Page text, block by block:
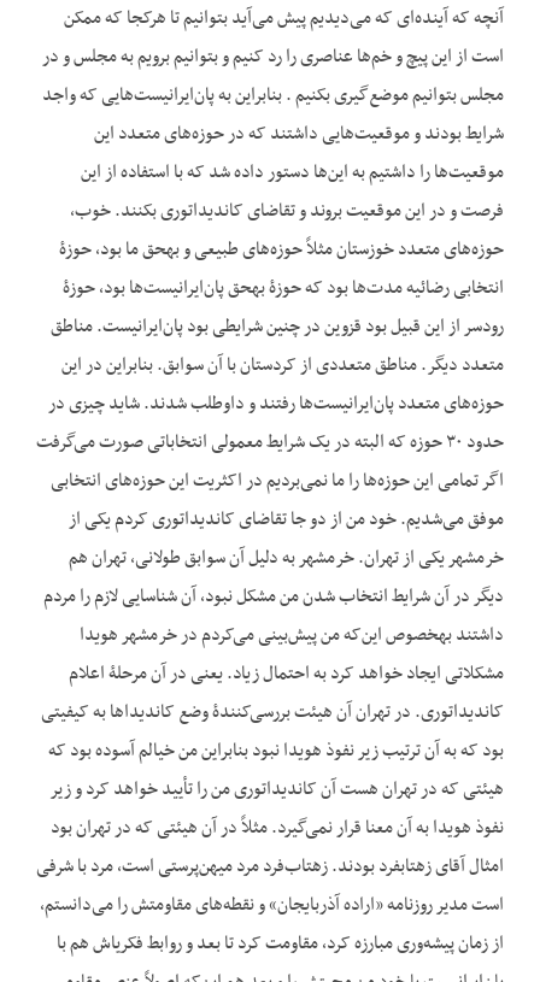
آن‎چه که آینده‌ای که می‌دیدیم پیش می‌آید بتوانیم تا هرکجا که ممکن
است از این پیچ و خم‌ها عناصری را رد کنیم و بتوانیم برویم به مجلس و در
مجلس بتوانیم موضع‌گیری بکنیم . بنابراین به پان‌ایرانیست‌‌هایی که واجد
شرایط بودند و موقعیت‌هایی داشتند که در حوزه‌های متعدد این
موقعیت‌ها را داشتیم به این‌ها دستور داده شد که با استفاده از این
فرصت و در این موقعیت بروند و تقاضای کاندیداتوری بکنند. خوب،
حوزه‌های متعدد خوزستان مثلاً حوزه‌های طبیعی و به‎حق ما بود، حوزۀ
انتخابی رضائیه مدت‌ها بود که حوزۀ به‎حق پان‌ایرانیست‌ها بود، حوزۀ
رودسر از این قبیل بود قزوین در چنین شرایطی بود پان‌ایرانیست. مناطق
متعدد دیگر. مناطق متعددی از کردستان با آن سوابق. بنابراین در این
حوزه‌های متعدد پان‌ایرانیست‌ها رفتند و داوطلب شدند. شاید چیزی در
حدود ۳۰ حوزه که البته در یک شرایط معمولی انتخاباتی صورت می‌گرفت
اگر تمامی این حوزه‌ها را ما نمی‌بردیم در اکثریت این حوزه‌های انتخابی
موفق می‌شدیم. خود من از دو جا تقاضای کاندیداتوری کردم یکی از
خرمشهر یکی از تهران. خرمشهر به دلیل آن سوابق طولانی، تهران هم
دیگر در آن شرایط انتخاب شدن من مشکل نبود، آن شناسایی لازم را مردم
داشتند به‎خصوص این‌که من پیش‌بینی می‌کردم در خرمشهر هویدا
مشکلاتی ایجاد خواهد کرد به احتمال زیاد. یعنی در آن مرحلۀ اعلام
کاندیداتوری. در تهران آن هیئت بررسی‌کنندۀ وضع کاندیداها به کیفیتی
بود که به آن ترتیب زیر نفوذ هویدا نبود بنابراین من خیالم آسوده بود که
هیئتی که در تهران هست آن کاندیداتوری من را تأیید خواهد کرد و زیر
نفوذ هویدا به آن معنا قرار نمی‌گیرد. مثلاً در آن هیئتی که در تهران بود
امثال آقای زهتاب‎فرد بودند. زهتاب‌فرد مرد میهن‌پرستی است، مرد با شرفی
است مدیر روزنامه «اراده آذربایجان» و نقطه‌های مقاومتش را می‌دانستم،
از زمان پیشه‌وری مبارزه کرد، مقاومت کرد تا بعد و روابط فکری‎اش هم با